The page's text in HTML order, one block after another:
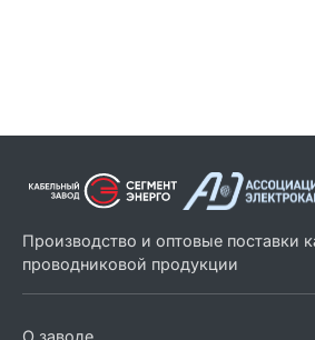
Производство и оптовые поставки
проводниковой продукции